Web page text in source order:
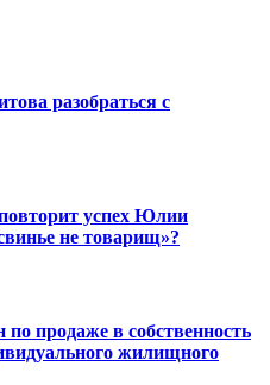
разобраться с
успех Юлии
не товарищ»?
по продаже в собственность
жилищного